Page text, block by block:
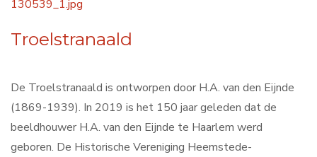
Troelstranaald
De Troelstranaald is ontworpen door H.A. van den Eijnde
(1869-1939). In 2019 is het 150 jaar geleden dat de
beeldhouwer H.A. van den Eijnde te Haarlem werd
geboren. De Historische Vereniging Heemstede-